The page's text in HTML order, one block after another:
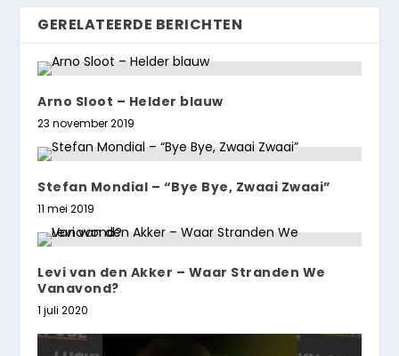
GERELATEERDE BERICHTEN
Arno Sloot – Helder blauw
23 november 2019
Stefan Mondial – “Bye Bye, Zwaai Zwaai”
11 mei 2019
Levi van den Akker – Waar Stranden We
Vanavond?
1 juli 2020